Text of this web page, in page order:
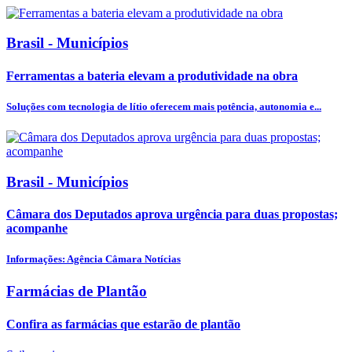
Brasil - Municípios
Ferramentas a bateria elevam a produtividade na obra
Soluções com tecnologia de lítio oferecem mais potência, autonomia e...
Brasil - Municípios
Câmara dos Deputados aprova urgência para duas propostas;
acompanhe
Informações: Agência Câmara Notícias
Farmácias de Plantão
Confira as farmácias que estarão de plantão